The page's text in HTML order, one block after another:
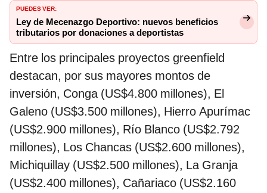
PUEDES VER:
Ley de Mecenazgo Deportivo: nuevos beneficios
tributarios por donaciones a deportistas
Entre los principales proyectos greenfield
destacan, por sus mayores montos de
inversión, Conga (US$4.800 millones), El
Galeno (US$3.500 millones), Hierro Apurímac
(US$2.900 millones), Río Blanco (US$2.792
millones), Los Chancas (US$2.600 millones),
Michiquillay (US$2.500 millones), La Granja
(US$2.400 millones), Cañariaco (US$2.160